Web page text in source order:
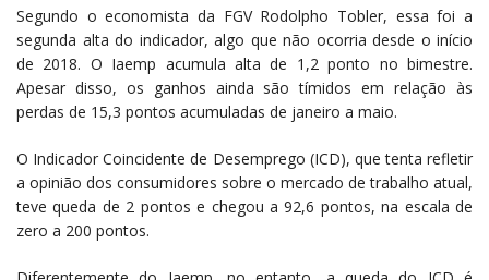
Segundo o economista da FGV Rodolpho Tobler, essa foi a
segunda alta do indicador, algo que não ocorria desde o início
de 2018. O Iaemp acumula alta de 1,2 ponto no bimestre.
Apesar disso, os ganhos ainda são tímidos em relação às
perdas de 15,3 pontos acumuladas de janeiro a maio.
O Indicador Coincidente de Desemprego (ICD), que tenta refletir
a opinião dos consumidores sobre o mercado de trabalho atual,
teve queda de 2 pontos e chegou a 92,6 pontos, na escala de
zero a 200 pontos.